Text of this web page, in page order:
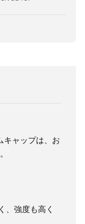
キャップは、お
、強度も高く